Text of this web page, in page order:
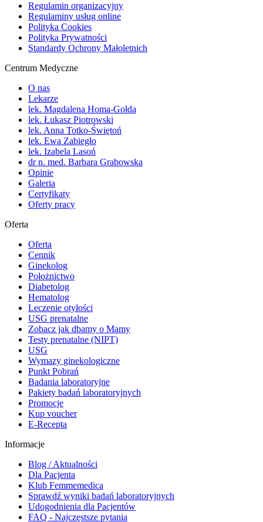
Regulamin organizacyjny
Regulaminy usług online
Polityka Cookies
Polityka Prywatności
Standardy Ochrony Małoletnich
Centrum Medyczne
O nas
Lekarze
lek. Magdalena Homa-Gołda
lek. Łukasz Piotrowski
lek. Anna Totko-Świętoń
lek. Ewa Zabiegło
lek. Izabela Lasoń
dr n. med. Barbara Grabowska
Opinie
Galeria
Certyfikaty
Oferty pracy
Oferta
Oferta
Cennik
Ginekolog
Położnictwo
Diabetolog
Hematolog
Leczenie otyłości
USG prenatalne
Zobacz jak dbamy o Mamy
Testy prenatalne (NIPT)
USG
Wymazy ginekologiczne
Punkt Pobrań
Badania laboratoryjne
Pakiety badań laboratoryjnych
Promocje
Kup voucher
E-Recepta
Informacje
Blog / Aktualności
Dla Pacjenta
Klub Femmemedica
Sprawdź wyniki badań laboratoryjnych
Udogodnienia dla Pacjentów
FAQ - Najczęstsze pytania